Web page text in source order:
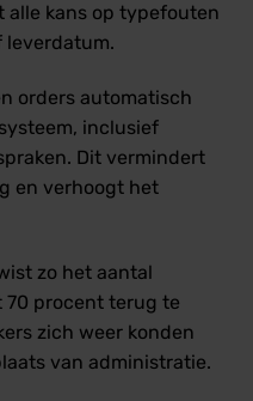
alle kans op typefouten
leverdatum.
orders automatisch
inclusief
Dit vermindert
en verhoogt het
zo het aantal
procent terug te
zich weer konden
van administratie.